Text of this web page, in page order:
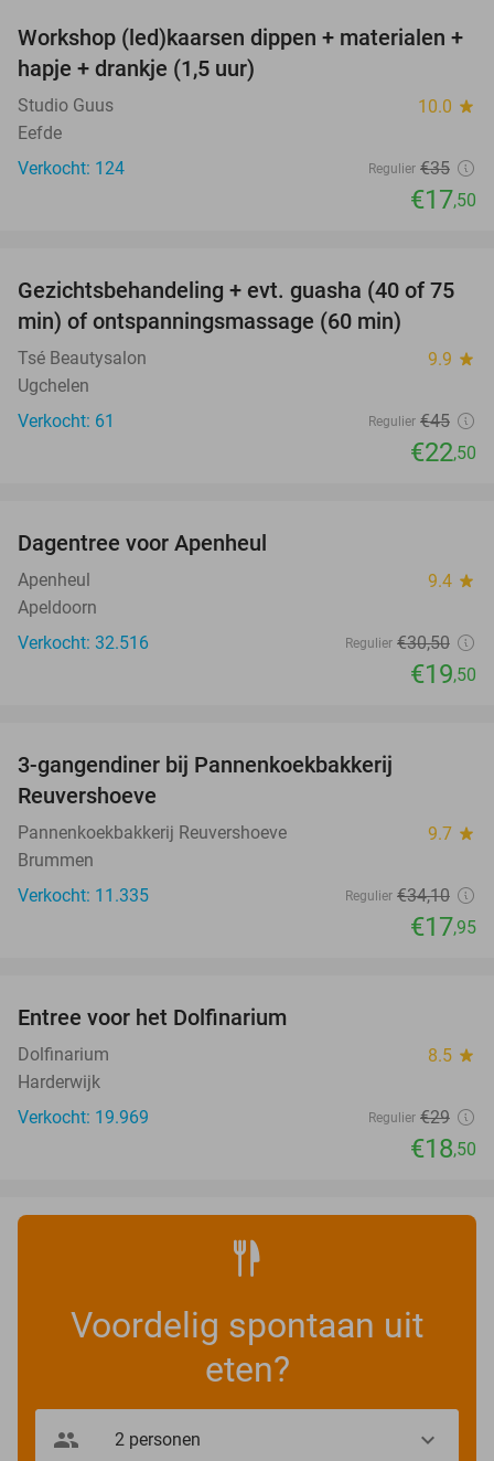
50%
Workshop (led)kaarsen dippen + materialen +
hapje + drankje (1,5 uur)
Studio Guus 10.0 star
Eefde
Verkocht: 124
Regulier €35
€17,50
50%
Gezichtsbehandeling + evt. guasha (40 of 75
min) of ontspanningsmassage (60 min)
Tsé Beautysalon 9.9 star
Ugchelen
Verkocht: 61
Regulier €45
€22,50
Dagentree voor Apenheul
Apenheul 9.4 star
Apeldoorn
Verkocht: 32.516
Regulier €30,50
€19,50
3-gangendiner bij Pannenkoekbakkerij
Reuvershoeve
Pannenkoekbakkerij Reuvershoeve 9.7 star
Brummen
Verkocht: 11.335
Regulier €34,10
€17,95
Entree voor het Dolfinarium
Dolfinarium 8.5 star
Harderwijk
Verkocht: 19.969
Regulier €29
€18,50
Voordelig spontaan uit
eten?